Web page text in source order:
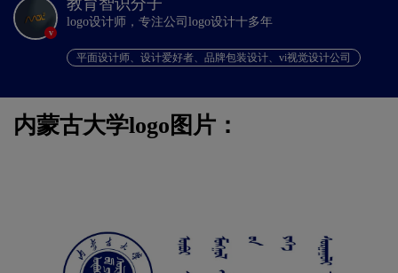
v
教育智识分子
logo设计师，专注公司logo设计十多年
平面设计师、设计爱好者、品牌包装设计、vi视觉设计公司
内蒙古大学logo图片：